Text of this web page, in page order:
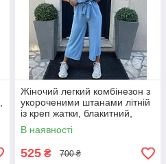
Жіночий легкий комбінезон з
укороченими штанами літній
із креп жатки, блакитний,
розмір 48/50
В наявності
525 ₴ 700 ₴